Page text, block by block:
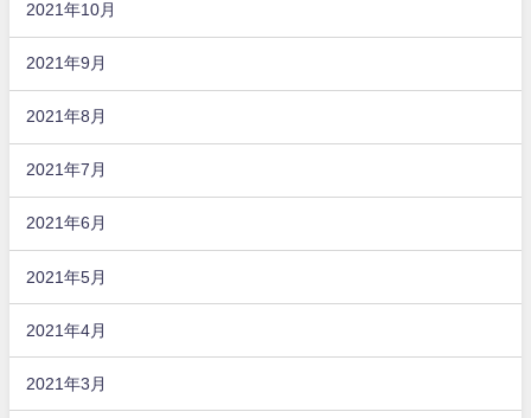
2021年10月
2021年9月
2021年8月
2021年7月
2021年6月
2021年5月
2021年4月
2021年3月